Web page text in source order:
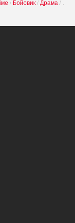
/ Фантастика
/ Бойовик/ Драма /